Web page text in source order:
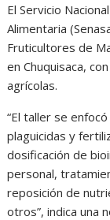
El Servicio
Alimentaria
Fruticultores de
en Chuquisaca,
agrícolas.
“El taller se
plaguicidas y
dosificación de
personal,
reposición de
otros”, indica una